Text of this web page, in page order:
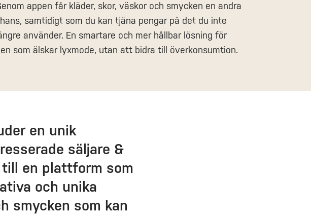
appen får kläder, skor, väskor och smycken en andra
samtidigt som du kan tjäna pengar på det du inte
använder. En smartare och mer hållbar lösning för
som älskar lyxmode, utan att bidra till överkonsumtion.
en unik
säljare &
en plattform som
och unika
smycken som kan